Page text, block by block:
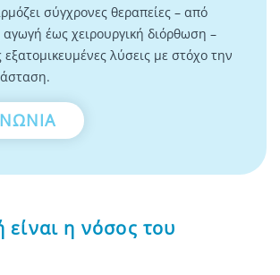
η νόσος του
σύγχρονες θεραπείες – από
έως χειρουργική διόρθωση –
λύσεις με στόχο την